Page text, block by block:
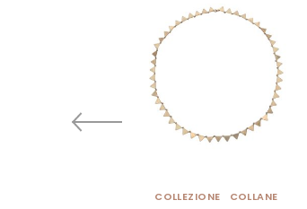
COLLEZIONE COLLANE